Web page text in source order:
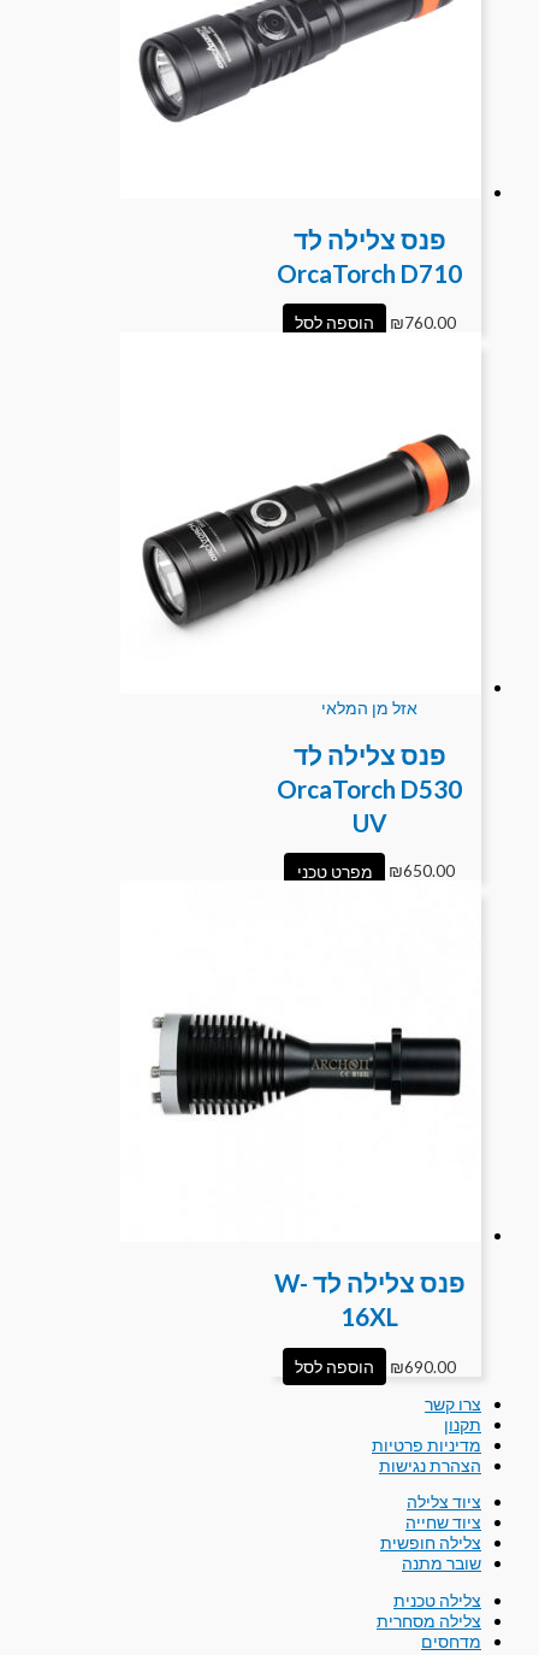
פנס צלילה לד
OrcaTorch D710
₪760.00 הוספה לסל
אזל מן המלאי
פנס צלילה לד
OrcaTorch D530
UV
₪650.00 מפרט טכני
פנס צלילה לד W-
16XL
₪690.00
הוספה לסל
צרו קשר
תקנון
מדיניות פרטיות
הצהרת נגישות
ציוד צלילה
ציוד שחייה
צלילה חופשית
שובר מתנה
צלילה טכנית
צלילה מסחרית
מדחסים